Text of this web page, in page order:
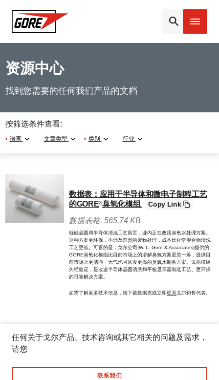
Gore
资源中心
找到您需要的任何我们产品的文档
按筛选条件查看:
• 语言 文章类型 • 类别 行业
数据表：应用于半导体和微电子制程工艺
的GORE®臭氧化模组 Copy Link
数据表格, 565.74 KB
就硅晶圆和半导体清洗工艺而言，业内正在改用臭氧水处理方案。
这种方案更环保，不涉及昂贵的废物处理，成本比化学混合物清洗
工艺更低。可喜的是，戈尔公司(W. L. Gore & Associates)提供的
GORE臭氧化模组比目前市场上的溶解臭氧方案更胜一筹，提供目
前市场上更洁净、无气泡且浓度更高的臭氧水制备方案。戈尔模组
久经验证，是改进半导体晶圆清洗和平板显示器制造工艺、更环保
的可靠解决方案。
如需了解更多技术信息，请下载数据表或立即联系戈尔销售代表。
任何关于戈尔产品、技术咨询或其它相关的问题及需求，
请您
联系我们